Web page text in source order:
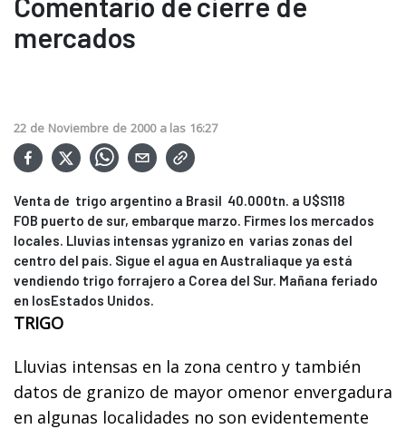
mercados
22 de Noviembre de 2000 a las 16:27
Venta de trigo argentino a Brasil 40.000tn. a U$S118
FOB puerto de sur, embarque marzo. Firmes los mercados
locales. Lluvias intensas ygranizo en varias zonas del
centro del país. Sigue el agua en Australiaque ya está
vendiendo trigo forrajero a Corea del Sur. Mañana feriado
en losEstados Unidos.
TRIGO
Lluvias intensas en la zona centro y también
datos de granizo de mayor omenor envergadura
en algunas localidades no son evidentemente